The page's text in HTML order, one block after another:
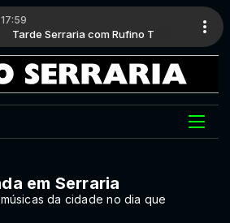
Tarde Serraria com Rufino T
Clássicos da MPB - Parte 2
em Serraria
da cidade no dia que